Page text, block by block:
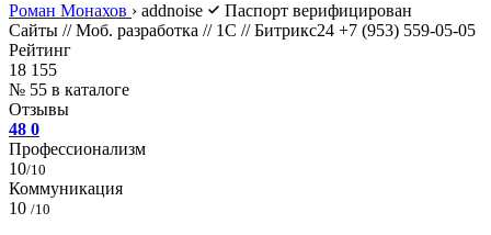
Роман Монахов › addnoise
Паспорт верифицирован
Сайты // Моб. разработка // 1С // Битрикс24 +7 (953) 559-05-05
Рейтинг
18 155
№ 55 в каталоге
Отзывы
48 0
Профессионализм
10/10
Коммуникация
10 /10